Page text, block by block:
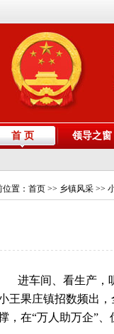
首 页 领导之窗
位置： 首页 >> 乡镇风采 >>
进车间、看生产，
王果庄镇招数频出
，在“万人助万企”